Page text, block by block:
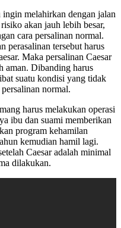
melahirkan dengan jalan
akan jauh lebih besar,
cara persalinan normal.
perasalinan tersebut harus
Maka persalinan Caesar
aman. Dibanding harus
suatu kondisi yang tidak
normal.
harus melakukan operasi
ibu dan suami memberikan
program kehamilan
kemudian hamil lagi.
Caesar adalah minimal
dilakukan.